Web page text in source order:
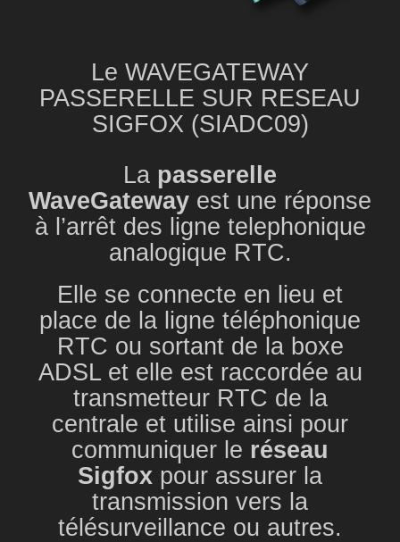
Le WAVEGATEWAY
PASSERELLE SUR RESEAU
SIGFOX (SIADC09)
La passerelle
WaveGateway est une réponse
à l’arrêt des ligne telephonique
analogique RTC.
Elle se connecte en lieu et
place de la ligne téléphonique
RTC ou sortant de la boxe
ADSL et elle est raccordée au
transmetteur RTC de la
centrale et utilise ainsi pour
communiquer le réseau
Sigfox pour assurer la
transmission vers la
télésurveillance ou autres.